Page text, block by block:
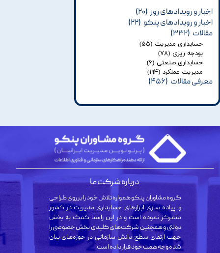
اخبار و رویدادهای روز (۲۰)
اخبار و رویدادهای پنکو (۲۲)
مقالات (۳۳۲)
حسابداری مدیریت (۵۵)
بودجه ریزی (۷۸)
حسابداری صنعتی (۶)
مدیریت عملکرد (۱۹۴)
معرفی مقالات (۴۵۶)
گروه مشاوران پنکو همواره تلاش خود را بر روی طراحی
و پیاده سازی ابزارهای حسابداری مدیریت در کشور
متمرکز نموده است و در این راستا کمک به بخش
دولتی و همچنین شرکت‌های کلیدی بخش خصوصی را
جهت ارتقای سطح دانش سازمانی در حوزه‌های بیان
شده وجه همت خود قرار داده است.
درباره شرکت ما